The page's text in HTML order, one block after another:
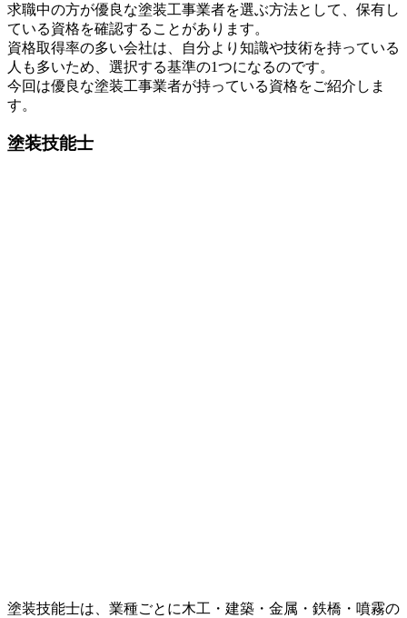
求職中の方が優良な塗装工事業者を選ぶ方法として、保有し
ている資格を確認することがあります。
資格取得率の多い会社は、自分より知識や技術を持っている
人も多いため、選択する基準の1つになるのです。
今回は優良な塗装工事業者が持っている資格をご紹介しま
す。
塗装技能士
塗装技能士は、業種ごとに木工・建築・金属・鉄橋・噴霧の